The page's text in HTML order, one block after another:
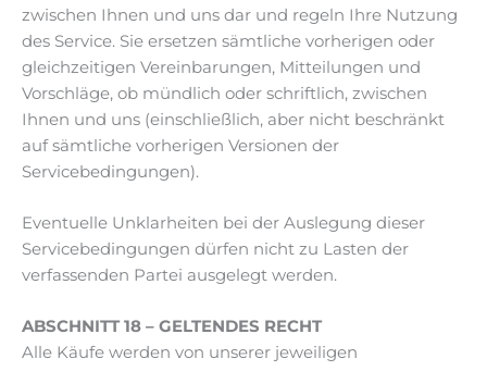
zwischen Ihnen und uns dar und regeln Ihre Nutzung
des Service. Sie ersetzen sämtliche vorherigen oder
gleichzeitigen Vereinbarungen, Mitteilungen und
Vorschläge, ob mündlich oder schriftlich, zwischen
Ihnen und uns (einschließlich, aber nicht beschränkt
auf sämtliche vorherigen Versionen der
Servicebedingungen).
Eventuelle Unklarheiten bei der Auslegung dieser
Servicebedingungen dürfen nicht zu Lasten der
verfassenden Partei ausgelegt werden.
ABSCHNITT 18 – GELTENDES RECHT
Alle Käufe werden von unserer jeweiligen